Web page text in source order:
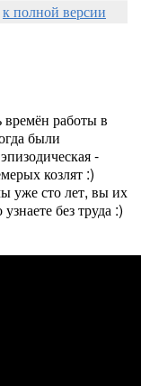
к полной версии
работы в
были
-
козлят :)
уже сто лет, вы их
без труда :)